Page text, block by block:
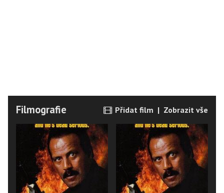
Filmografie Přidat film | Zobrazit vše